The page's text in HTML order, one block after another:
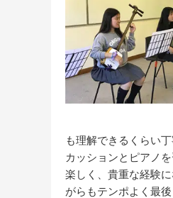
も理解できるくらい
カッションとピアノ
楽しく、貴重な経験
がらもテンポよく最